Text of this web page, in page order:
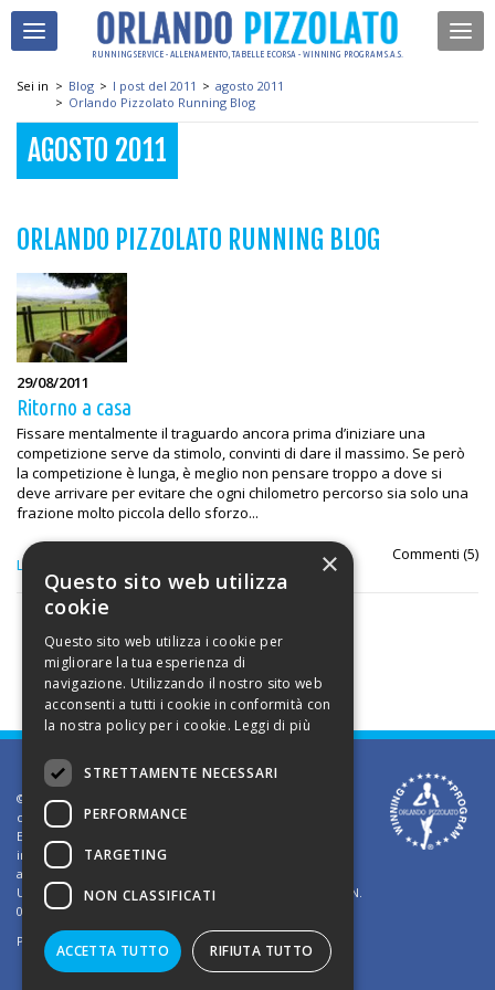
RUNNING SERVICE - ALLENAMENTO, TABELLE E CORSA - WINNING PROGRAM S.A.S.
Sei in > Blog > I post del 2011 > agosto 2011
> Orlando Pizzolato Running Blog
AGOSTO 2011
ORLANDO PIZZOLATO RUNNING BLOG
29/08/2011
Ritorno a casa
Fissare mentalmente il traguardo ancora prima d’iniziare una
competizione serve da stimolo, convinti di dare il massimo. Se però
la competizione è lunga, è meglio non pensare troppo a dove si
deve arrivare per evitare che ogni chilometro percorso sia solo una
frazione molto piccola dello sforzo...
LEGGI TUTTO
Commenti (5)
©2002 Informativa sui diritti d'autore. Le informazioni
contenute in questo sito sono solo per uso privato.
E' vietato riprodurre o divulgare in qualsiasi forma le
informazioni contenute in questo sito, salvo previa
autorizzazione di Orlando Pizzolato
Ufficio del Registro delle Imprese di Vicenza - Iscrizione N.
03409260241 - REA N. VI-323302
Powered by
×
Questo sito web utilizza
cookie
Questo sito web utilizza i cookie per
migliorare la tua esperienza di
navigazione. Utilizzando il nostro sito web
acconsenti a tutti i cookie in conformità con
la nostra policy per i cookie. Leggi di più
STRETTAMENTE NECESSARI
PERFORMANCE
TARGETING
NON CLASSIFICATI
ACCETTA TUTTO RIFIUTA TUTTO